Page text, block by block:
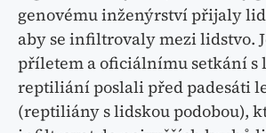
genovému inženýrství přijaly
aby se infiltrovaly mezi lidstvo.
příletem a oficiálnímu setkání s
reptiliání poslali před padesáti
(reptiliány s lidskou podobou),